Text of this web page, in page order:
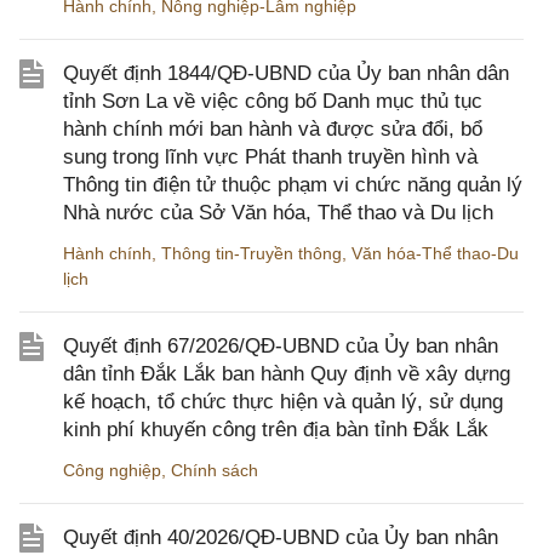
Hành chính Nông nghiệp-Lâm nghiệp
Quyết định 1844/QĐ-UBND của Ủy ban nhân dân
tỉnh Sơn La về việc công bố Danh mục thủ tục
hành chính mới ban hành và được sửa đổi, bổ
sung trong lĩnh vực Phát thanh truyền hình và
Thông tin điện tử thuộc phạm vi chức năng quản lý
Nhà nước của Sở Văn hóa, Thể thao và Du lịch
Hành chính Thông tin-Truyền thông Văn hóa-Thể thao-Du
lịch
Quyết định 67/2026/QĐ-UBND của Ủy ban nhân
dân tỉnh Đắk Lắk ban hành Quy định về xây dựng
kế hoạch, tổ chức thực hiện và quản lý, sử dụng
kinh phí khuyến công trên địa bàn tỉnh Đắk Lắk
Công nghiệp Chính sách
Quyết định 40/2026/QĐ-UBND của Ủy ban nhân